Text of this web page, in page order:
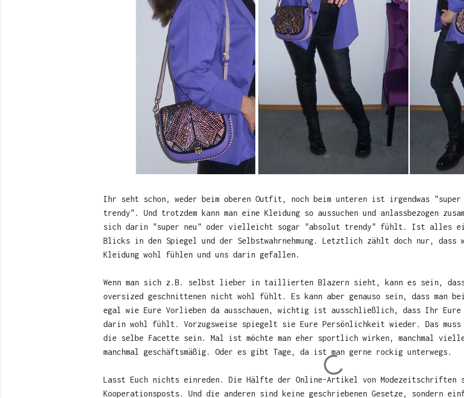
Ihr seht schon, weder beim oberen Outfit, noch beim unteren ist irgendwas
trendy". Und trotzdem kann man eine Kleidung so aussuchen und anlassbezogen
sich darin "super neu" oder vielleicht sogar "absolut trendy" fühlt. Ist alles
Blicks in den Spiegel und der Selbstwahrnehmung. Letztlich zählt doch nur, dass
Kleidung wohl fühlen und uns darin gefallen.
Wenn man sich z.B. selbst lieber in taillierten Blazern sieht, kann es sein,
oversized geschnittenen nicht wohl fühlt. Es kann aber genauso sein, dass man
egal wie Eure Vorlieben da ausschauen, wichtig ist ausschließlich, dass Ihr Eure
darin wohl fühlt. Vorzugsweise spiegelt sie Eure Persönlichkeit wieder. Das muss
die selbe Facette sein. Mal ist möchte man eher sportlich wirken, manchmal
manchmal geschäftsmäßig. Oder es gibt Tage, da ist man gerne rockig unterwegs.
Lasst Euch nichts einreden. Die Hälfte der Online-Artikel von Modezeitschriften
Kooperationsposts. Und die anderen sind keine geschriebenen Gesetze, sondern